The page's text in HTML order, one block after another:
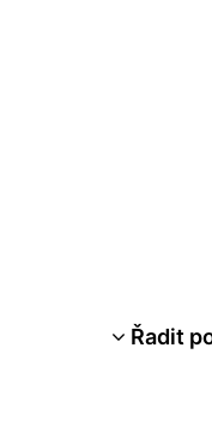
Řadit